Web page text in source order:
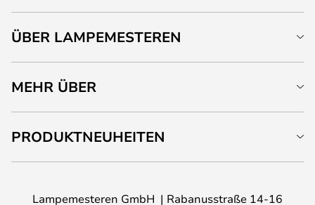
ÜBER LAMPEMESTEREN
MEHR ÜBER
PRODUKTNEUHEITEN
Lampemesteren GmbH Rabanusstraße 14-16